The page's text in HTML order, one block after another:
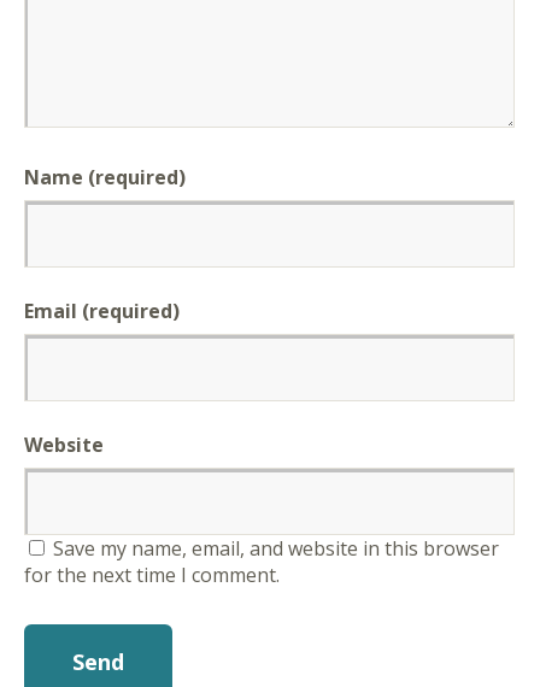
Name (required)
Email (required)
Website
Save my name, email, and website in this browser
for the next time I comment.